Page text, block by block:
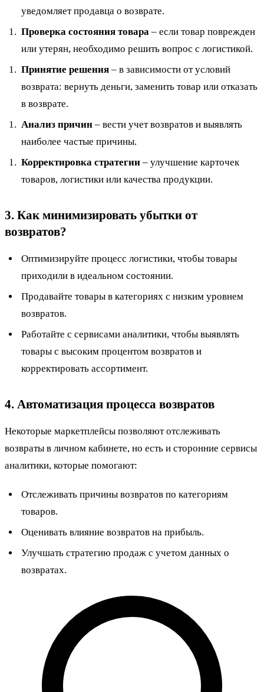
уведомляет продавца о возврате.
Проверка состояния товара – если товар поврежден
или утерян, необходимо решить вопрос с логистикой.
Принятие решения – в зависимости от условий
возврата: вернуть деньги, заменить товар или отказать
в возврате.
Анализ причин – вести учет возвратов и выявлять
наиболее частые причины.
Корректировка стратегии – улучшение карточек
товаров, логистики или качества продукции.
3. Как минимизировать убытки от
возвратов?
Оптимизируйте процесс логистики, чтобы товары
приходили в идеальном состоянии.
Продавайте товары в категориях с низким уровнем
возвратов.
Работайте с сервисами аналитики, чтобы выявлять
товары с высоким процентом возвратов и
корректировать ассортимент.
4. Автоматизация процесса возвратов
Некоторые маркетплейсы позволяют отслеживать
возвраты в личном кабинете, но есть и сторонние сервисы
аналитики, которые помогают:
Отслеживать причины возвратов по категориям
товаров.
Оценивать влияние возвратов на прибыль.
Улучшать стратегию продаж с учетом данных о
возвратах.